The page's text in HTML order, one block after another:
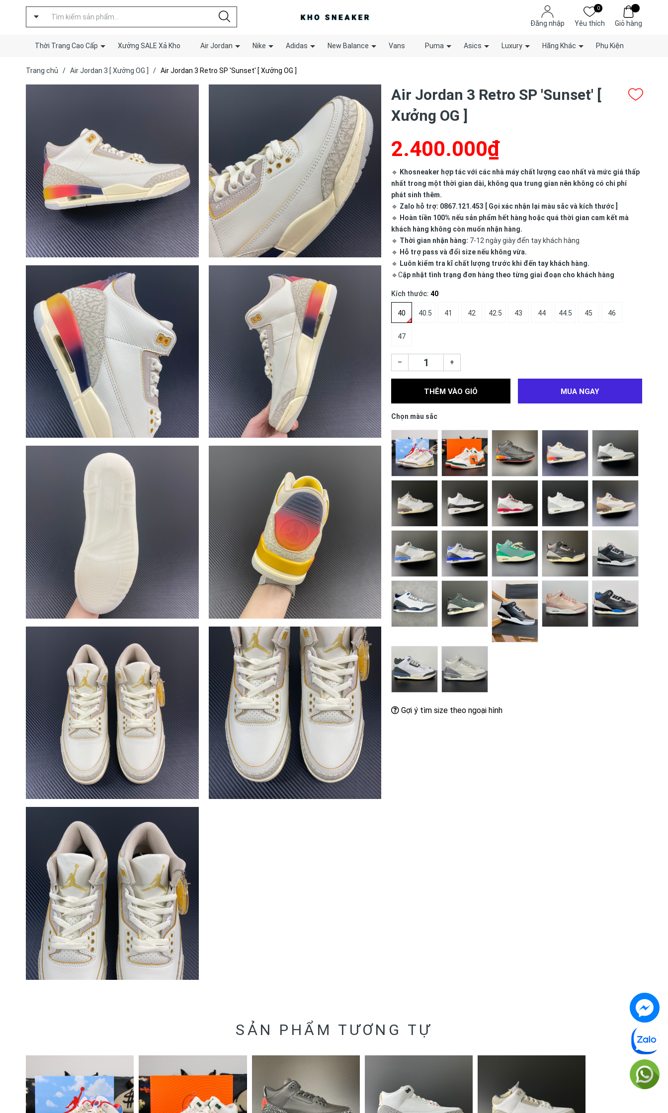
Đăng nhập
0
Yêu thích Giỏ hàng
Thời Trang Cao Cấp Xưởng SALE Xả Kho Air Jordan Nike Adidas New Balance Vans Puma Asics Luxury Hãng Khác Phụ Kiện
Trang chủ / Air Jordan 3 [ Xưởng OG ] / Air Jordan 3 Retro SP 'Sunset' [ Xưởng OG ]
Air Jordan 3 Retro SP 'Sunset' [
Xưởng OG ]
2.400.000₫
🔹 Khosneaker hợp tác với các nhà máy chất lượng cao nhất và mức giá thấp
nhất trong một thời gian dài, không qua trung gian nên không có chi phí
phát sinh thêm.
🔹 Zalo hỗ trợ: 0867.121.453 [ Gọi xác nhận lại màu sắc và kích thước ]
🔹 Hoàn tiền 100% nếu sản phẩm hết hàng hoặc quá thời gian cam kết mà
khách hàng không còn muốn nhận hàng.
🔹 Thời gian nhận hàng: 7-12 ngày giày đến tay khách hàng
🔹 Hỗ trợ pass và đổi size nếu không vừa.
🔹 Luôn kiểm tra kĩ chất lượng trước khi đến tay khách hàng.
🔹Cập nhật tình trạng đơn hàng theo từng giai đoạn cho khách hàng
Kích thước: 40
40 40.5 41 42 42.5 43 44 44.5 45 46
47
– +
THÊM VÀO GIỎ MUA NGAY
Chọn màu sắc
Gợi ý tìm size theo ngoại hình
SẢN PHẨM TƯƠNG TỰ